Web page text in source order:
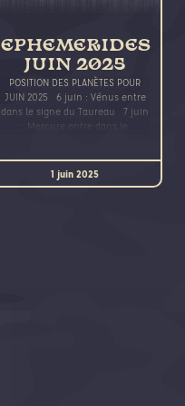
EPHEMERIDES
JUIN 2025
POSITION DES PLANÈTES POUR
JUIN 2025 6 juin : Vénus entre
dans le signe du Taureau 7 juin
: Mercure entre dans le
1 juin 2025